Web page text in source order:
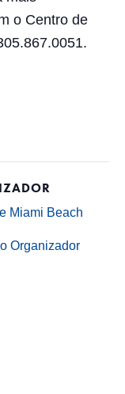
o Centro de
Miami Beach
Organizador